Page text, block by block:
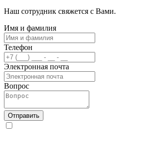
Наш сотрудник свяжется с Вами.
Имя и фамилия
Телефон
Электронная почта
Вопрос
Отправить